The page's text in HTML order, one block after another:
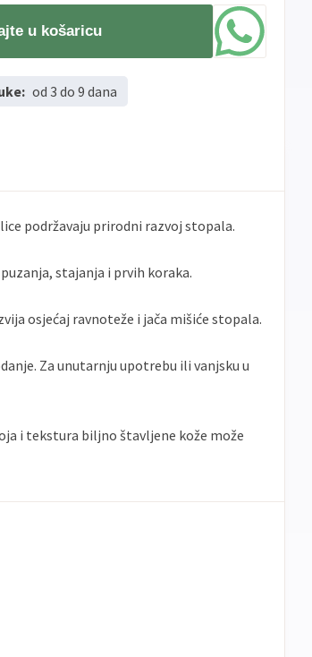
u košaricu
od 3 do 9 dana
podržavaju prirodni razvoj stopala.
stajanja i prvih koraka.
osjećaj ravnoteže i jača mišiće stopala.
Za unutarnju upotrebu ili vanjsku u
i tekstura biljno štavljene kože može